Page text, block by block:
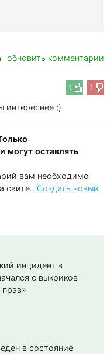
обновить комментарии
1 1
интереснее ;)
могут оставлять
вам необходимо
сайте.. Создать новый
инцидент в
с выкриков
прав»
в состояние